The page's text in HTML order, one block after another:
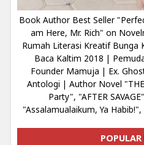
Book Author Best Seller
am Here, Mr. Rich" on
Rumah Literasi Kreatif Bunga
Baca Kaltim 2018 |
Founder Mamuja | Ex.
Antologi | Author Novel
Party", "AFTER
"Assalamualaikum, Ya